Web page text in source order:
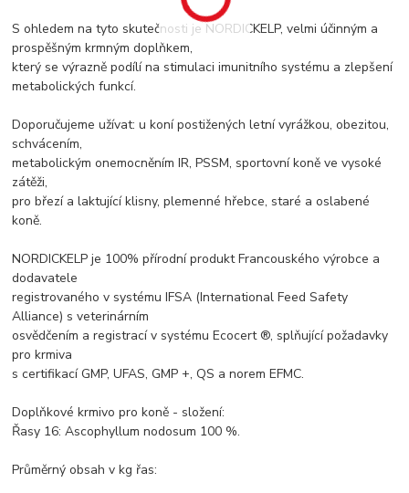
S ohledem na tyto skutečnosti je NORDICKELP, velmi účinným a
prospěšným krmným doplňkem,
který se výrazně podílí na stimulaci imunitního systému a zlepšení
metabolických funkcí.
Doporučujeme užívat: u koní postižených letní vyrážkou, obezitou,
schvácením,
metabolickým onemocněním IR, PSSM, sportovní koně ve vysoké
zátěži,
pro březí a laktující klisny, plemenné hřebce, staré a oslabené
koně.
NORDICKELP je 100% přírodní produkt Francouského výrobce a
dodavatele
registrovaného v systému IFSA (International Feed Safety
Alliance) s veterinárním
osvědčením a registrací v systému Ecocert ®, splňující požadavky
pro krmiva
s certifikací GMP, UFAS, GMP +, QS a norem EFMC.
Doplňkové krmivo pro koně - složení:
Řasy 16: Ascophyllum nodosum 100 %.
Průměrný obsah v kg řas: